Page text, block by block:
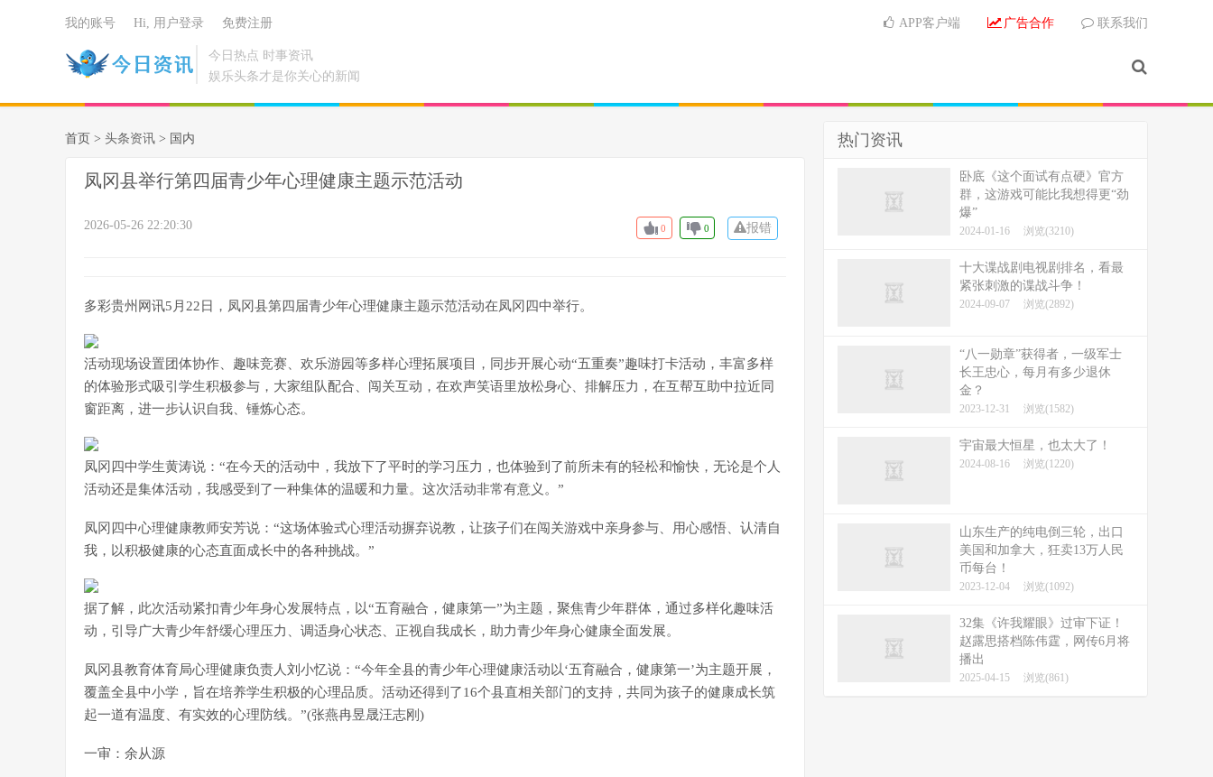
今日热点 时事资讯
娱乐头条才是你关心的新闻
APP客户端 广告合作 联系我们
我的账号 Hi, 用户登录 免费注册
首页 > 头条资讯 > 国内
凤冈县举行第四届青少年心理健康主题示范活动
0 0 报错
2026-05-26 22:20:30
多彩贵州网讯5月22日，凤冈县第四届青少年心理健康主题示范活动在凤冈四中举行。
活动现场设置团体协作、趣味竞赛、欢乐游园等多样心理拓展项目，同步开展心动“五重奏”趣味打卡活动，丰富多样
的体验形式吸引学生积极参与，大家组队配合、闯关互动，在欢声笑语里放松身心、排解压力，在互帮互助中拉近同
窗距离，进一步认识自我、锤炼心态。
凤冈四中学生黄涛说：“在今天的活动中，我放下了平时的学习压力，也体验到了前所未有的轻松和愉快，无论是个人
活动还是集体活动，我感受到了一种集体的温暖和力量。这次活动非常有意义。”
凤冈四中心理健康教师安芳说：“这场体验式心理活动摒弃说教，让孩子们在闯关游戏中亲身参与、用心感悟、认清自
我，以积极健康的心态直面成长中的各种挑战。”
据了解，此次活动紧扣青少年身心发展特点，以“五育融合，健康第一”为主题，聚焦青少年群体，通过多样化趣味活
动，引导广大青少年舒缓心理压力、调适身心状态、正视自我成长，助力青少年身心健康全面发展。
凤冈县教育体育局心理健康负责人刘小忆说：“今年全县的青少年心理健康活动以‘五育融合，健康第一’为主题开展，
覆盖全县中小学，旨在培养学生积极的心理品质。活动还得到了16个县直相关部门的支持，共同为孩子的健康成长筑
起一道有温度、有实效的心理防线。”(张燕冉昱晟汪志刚)
一审：余从源
热门资讯
卧底《这个面试有点硬》官方
群，这游戏可能比我想得更“劲
爆”
2024-01-16 浏览(3210)
十大谍战剧电视剧排名，看最
紧张刺激的谍战斗争！
2024-09-07 浏览(2892)
“八一勋章”获得者，一级军士
长王忠心，每月有多少退休
金？
2023-12-31 浏览(1582)
宇宙最大恒星，也太大了！
2024-08-16 浏览(1220)
山东生产的纯电倒三轮，出口
美国和加拿大，狂卖13万人民
币每台！
2023-12-04 浏览(1092)
32集《许我耀眼》过审下证！
赵露思搭档陈伟霆，网传6月将
播出
2025-04-15 浏览(861)